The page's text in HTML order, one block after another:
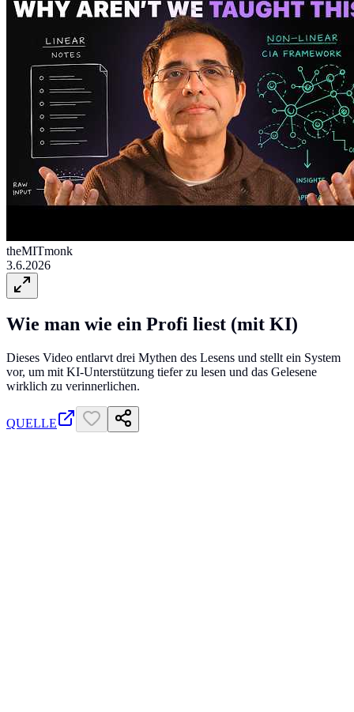
theMITmonk
3.6.2026
Wie man wie ein Profi liest (mit KI)
Dieses Video entlarvt drei Mythen des Lesens und stellt ein System
vor, um mit KI-Unterstützung tiefer zu lesen und das Gelesene
wirklich zu verinnerlichen.
QUELLE